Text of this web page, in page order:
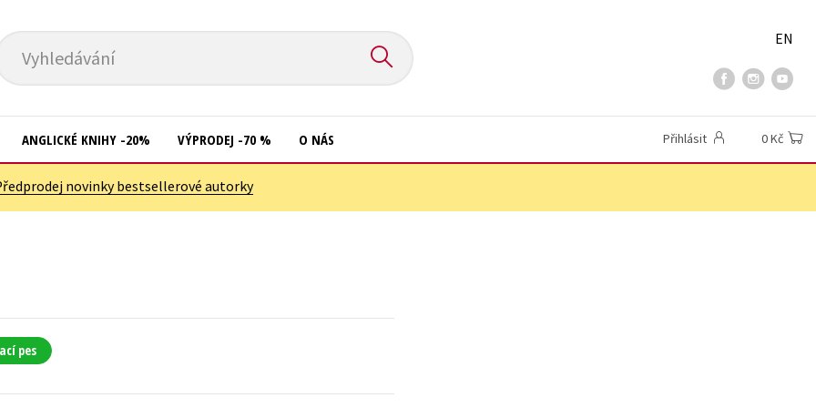
Vyhledávání
EN
ANGLICKÉ KNIHY -20% VÝPRODEJ -70 % O NÁS Přihlásit 0 Kč
novinky bestsellerové autorky
pes